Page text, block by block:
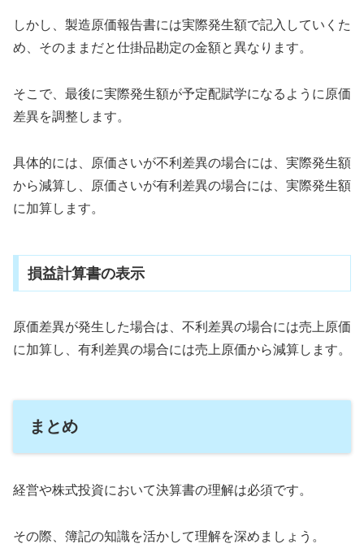
しかし、製造原価報告書には実際発生額で記入していくた
め、そのままだと仕掛品勘定の金額と異なります。
そこで、最後に実際発生額が予定配賦学になるように原価
差異を調整します。
具体的には、原価さいが不利差異の場合には、実際発生額
から減算し、原価さいが有利差異の場合には、実際発生額
に加算します。
損益計算書の表示
原価差異が発生した場合は、不利差異の場合には売上原価
に加算し、有利差異の場合には売上原価から減算します。
まとめ
経営や株式投資において決算書の理解は必須です。
その際、簿記の知識を活かして理解を深めましょう。